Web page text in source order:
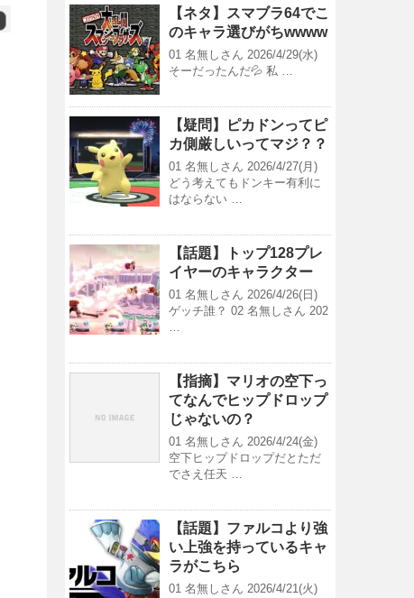
【ネタ】スマブラ64でこ
のキャラ選びがちwwww
01 名無しさん 2026/4/29(水)
そーだったんだ💦 私 …
【疑問】ピカドンってピ
カ側厳しいってマジ？？
01 名無しさん 2026/4/27(月)
どう考えてもドンキー有利に
はならない …
【話題】トップ128プレ
イヤーのキャラクター
01 名無しさん 2026/4/26(日)
ゲッチ誰？ 02 名無しさん 202
…
【指摘】マリオの空下っ
てなんでヒップドロップ
じゃないの？
01 名無しさん 2026/4/24(金)
空下ヒップドロップだとただ
でさえ任天 …
【話題】ファルコより強
い上強を持っているキャ
ラがこちら
01 名無しさん 2026/4/21(火)